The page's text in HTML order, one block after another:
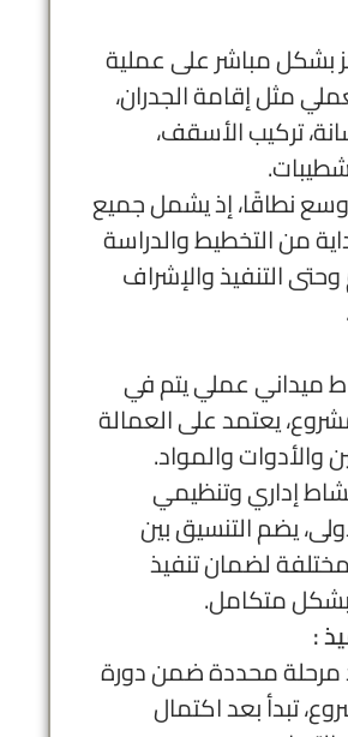
بشكل مباشر على عملية
مثل إقامة الجدران،
تركيب الأسقف،
نطاقًا، إذ يشمل جميع
من التخطيط والدراسة
التنفيذ والإشراف
ميداني عملي يتم في
يعتمد على العمالة
والأدوات والمواد.
إداري وتنظيمي
يضم التنسيق بين
لضمان تنفيذ
متكامل.
:
مرحلة محددة ضمن دورة
تبدأ بعد اكتمال